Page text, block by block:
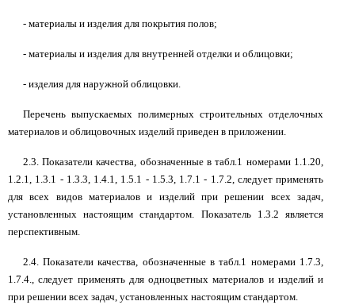
- материалы и изделия для покрытия полов;
- материалы и изделия для внутренней отделки и облицовки;
- изделия для наружной облицовки.
Перечень выпускаемых полимерных строительных отделочных
материалов и облицовочных изделий приведен в приложении.
2.3. Показатели качества, обозначенные в табл.1 номерами 1.1.20,
1.2.1, 1.3.1 - 1.3.3, 1.4.1, 1.5.1 - 1.5.3, 1.7.1 - 1.7.2, следует применять
для всех видов материалов и изделий при решении всех задач,
установленных настоящим стандартом. Показатель 1.3.2 является
перспективным.
2.4. Показатели качества, обозначенные в табл.1 номерами 1.7.3,
1.7.4., следует применять для одноцветных материалов и изделий и
при решении всех задач, установленных настоящим стандартом.